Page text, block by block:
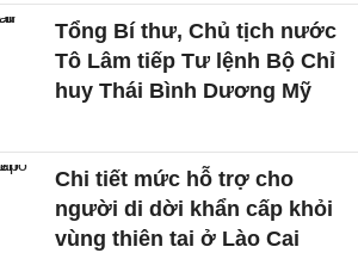
Tổng Bí thư, Chủ tịch nước
Tô Lâm tiếp Tư lệnh Bộ Chỉ
huy Thái Bình Dương Mỹ
Chi tiết mức hỗ trợ cho
người di dời khẩn cấp khỏi
vùng thiên tai ở Lào Cai